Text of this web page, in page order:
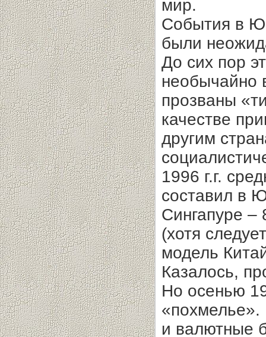
мир.
События в
были
До сих пор
необычайно
прозваны
качестве
другим
1996 г.г.
составил в
Сингапуре –
(хотя
модель
Казалось,
Но осенью
и валютные